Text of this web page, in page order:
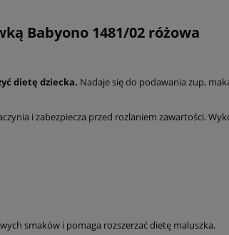
Babyono 1481/02 różowa
dietę dziecka. Nadaje się do podawania zup,
i zabezpiecza przed rozlaniem zawartości.
smaków i pomaga rozszerzać dietę maluszka.